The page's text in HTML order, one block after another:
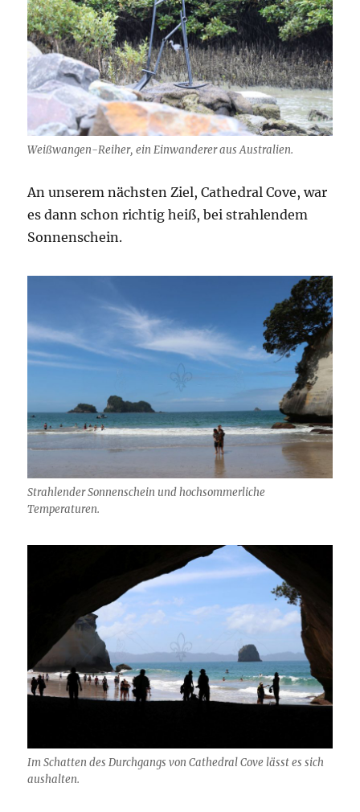
Weißwangen-Reiher, ein Einwanderer aus Australien.
An unserem nächsten Ziel, Cathedral Cove, war
es dann schon richtig heiß, bei strahlendem
Sonnenschein.
Strahlender Sonnenschein und hochsommerliche
Temperaturen.
Im Schatten des Durchgangs von Cathedral Cove lässt es sich
aushalten.